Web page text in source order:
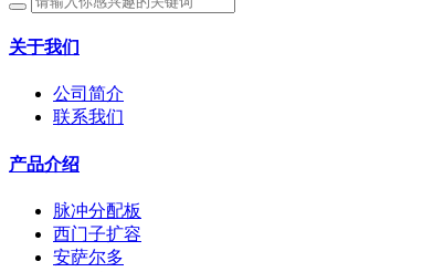
关于我们
公司简介
联系我们
产品介绍
脉冲分配板
西门子扩容
安萨尔多